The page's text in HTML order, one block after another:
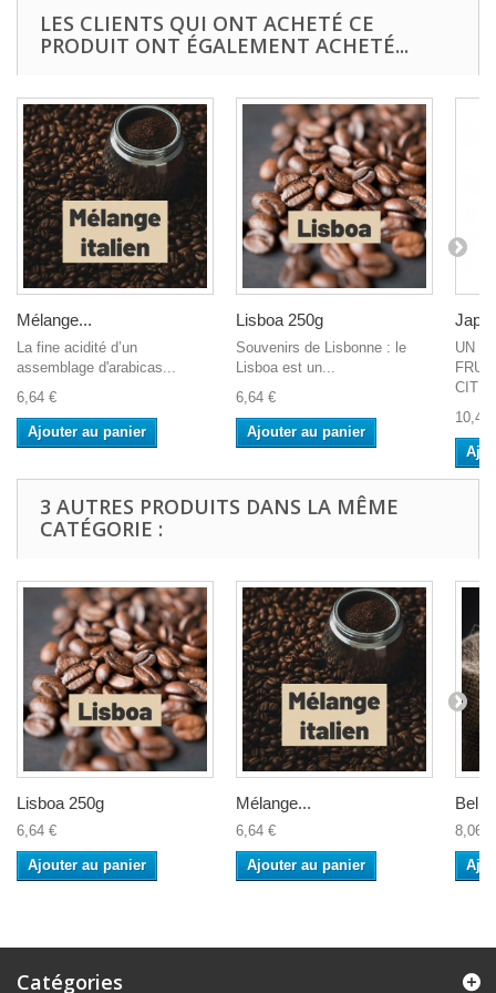
LES CLIENTS QUI ONT ACHETÉ CE
PRODUIT ONT ÉGALEMENT ACHETÉ...
Mélange...
La fine acidité d’un
assemblage d'arabicas...
6,64 €
Ajouter au panier
Lisboa 250g
Souvenirs de Lisbonne : le
Lisboa est un...
6,64 €
Ajouter au panier
UN
10,43
3 AUTRES PRODUITS DANS LA MÊME
CATÉGORIE :
Lisboa 250g
6,64 €
Ajouter au panier
Mélange...
6,64 €
Ajouter au panier
8,06 €
Catégories